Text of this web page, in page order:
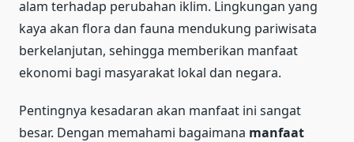
alam terhadap perubahan iklim. Lingkungan yang
kaya akan flora dan fauna mendukung pariwisata
berkelanjutan, sehingga memberikan manfaat
ekonomi bagi masyarakat lokal dan negara.
Pentingnya kesadaran akan manfaat ini sangat
besar. Dengan memahami bagaimana manfaat